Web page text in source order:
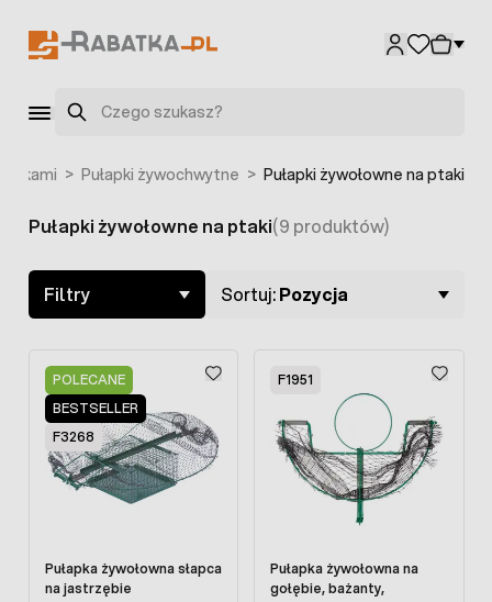
Szukaj
> Pułapki żywochwytne > Pułapki żywołowne na ptaki
Skip to product list
Pułapki żywołowne na ptaki(9 produktów)
Filtry Sortuj:Pozycja
POLECANE
BESTSELLER
F3268
Pułapka żywołowna słapca
na jastrzębie
F1951
Pułapka żywołowna na
gołębie, bażanty,